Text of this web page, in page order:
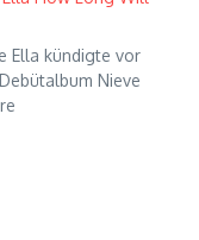
Ella kündigte vor
Nieve